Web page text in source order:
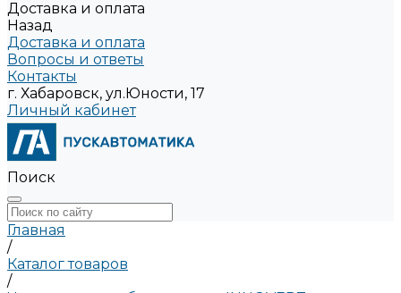
Доставка и оплата
Назад
Доставка и оплата
Вопросы и ответы
Контакты
г. Хабаровск, ул.Юности, 17
Личный кабинет
Поиск
Главная
/
Каталог товаров
/